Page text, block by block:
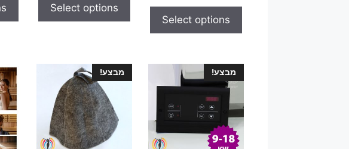
o
5
Select options
o
5
Select options
מבצע! מבצע!